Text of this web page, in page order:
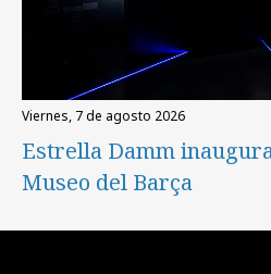
viernes, 7 de agosto 2026
Estrella Damm
Museo del Barça